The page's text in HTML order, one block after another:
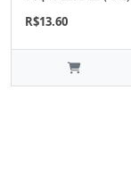
R$13.60